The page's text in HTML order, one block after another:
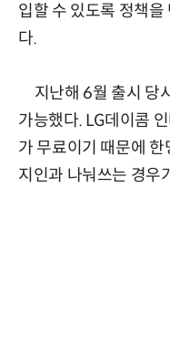
입할 수 있도록 정책을
다.
지난해 6월 출시 당
가능했다. LG데이콤
가 무료이기 때문에
지인과 나눠쓰는 경우